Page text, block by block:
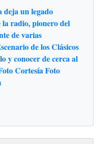
un legado
radio, pionero del
de varias
de los Clásicos
y conocer de cerca al
Cortesía Foto